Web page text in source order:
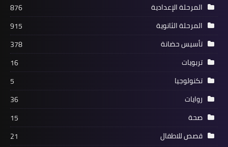
المرحلة الإعدادية
876
المرحلة الثانوية
915
تأسيس حضانة
378
تربويات
16
تكنولوجيا
5
روايات
36
صحة
15
قصص للاطفال
21